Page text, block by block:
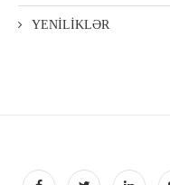
YENİLİKLƏR